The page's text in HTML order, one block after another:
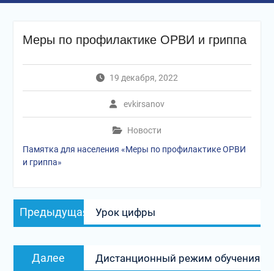
Меры по профилактике ОРВИ и гриппа
19 декабря, 2022
evkirsanov
Новости
Памятка для населения «Меры по профилактике ОРВИ
и гриппа»
Навигация
по
Предыдущая
Предыдущая
запись:
Урок цифры
Далее
запись:
Дистанционный режим обучения